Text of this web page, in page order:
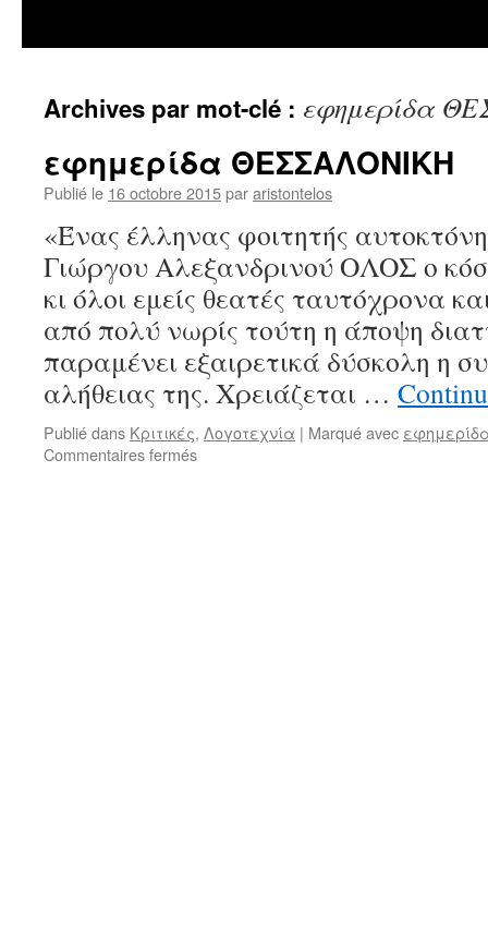
Archives par mot-clé : εφημερίδα
εφημερίδα ΘΕΣΣΑΛΟΝΙΚΗ
Publié le 16 octobre 2015pararistontelos
«Ένας έλληνας φοιτητής
Γιώργου Αλεξανδρινού ΟΛΟΣ ο
κι όλοι εμείς θεατές ταυτόχρονα
από πολύ νωρίς τούτη η άποψη
παραμένει εξαιρετικά δύσκολη η
αλήθειας της. Χρειάζεται …
Publié dans Κριτικές, Λογοτεχνία | Marqué avec
Commentaires ferméssur